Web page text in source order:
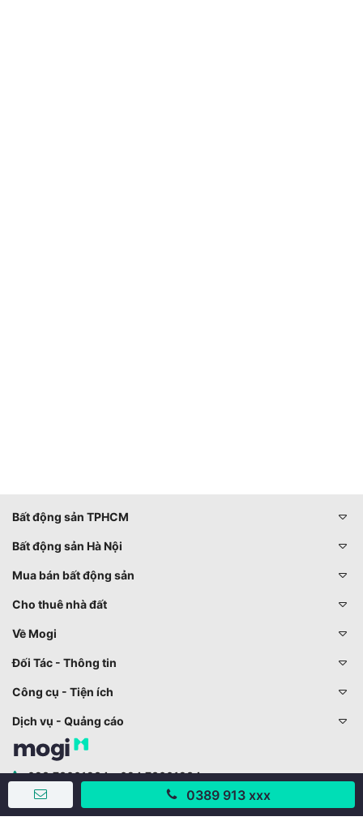
0389 913 xxx
Bất động sản TPHCM
Bất động sản Hà Nội
Mua bán bất động sản
Cho thuê nhà đất
Về Mogi
Đối Tác - Thông tin
Công cụ - Tiện ích
Dịch vụ - Quảng cáo
028 73001234 - 024 73001234
trogiup@mogi.vn